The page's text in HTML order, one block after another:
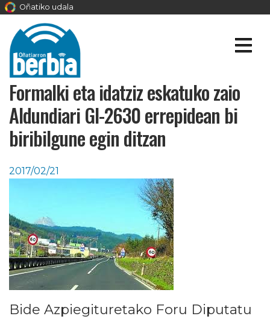
Oñatiko udala
Formalki eta idatziz eskatuko zaio
Aldundiari GI-2630 errepidean bi
biribilgune egin ditzan
2017/02/21
Bide Azpiegituretako Foru Diputatu